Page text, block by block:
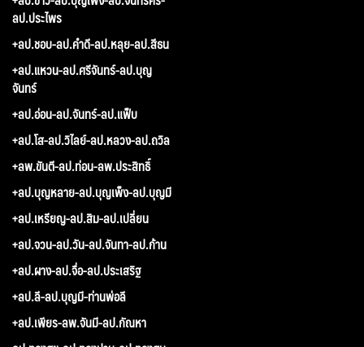
ลป.ประไพร
+ลป.ชอบ-ลป.คำดี-ลป.หลุย-ลป.สีธน
+ลป.แหวน-ลป.ศรีจันทร์-ลป.บุญ
จันทร์
+ลป.อ่อน-ลป.จันทร์-ลป.แฟ็บ
+ลป.โส-ลป.วิไลย์-ลป.หลวง-ลป.ถวิล
+ลพ.ขันตี-ลป.ท่อน-ลพ.ประสิทธิ์
+ลป.บุญหลาย-ลป.บุญเพ็ง-ลป.บุญมี
+ลป.เหรียญ-ลป.สิม-ลป.เปลี่ยน
+ลป.จวน-ลป.วัน-ลป.จันทา-ลป.ก้าน
+ลป.ผาง-ลป.จื่อ-ลป.ประเสริฐ
+ลป.ลี-ลป.บุญมี-ท่านพ่อลี
+ลป.เพียร-ลพ.จันมี-ลป.กัณหา